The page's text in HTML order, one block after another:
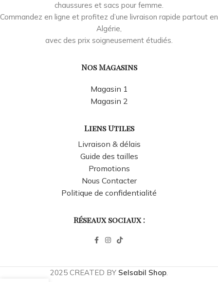
chaussures et sacs pour femme.
Commandez en ligne et profitez d’une livraison rapide partout en
Algérie,
avec des prix soigneusement étudiés.
Nos Magasins
Magasin 1
Magasin 2
Liens Utiles
Livraison & délais
Guide des tailles
Promotions
Nous Contacter
Politique de confidentialité
Réseaux sociaux :
2025 CREATED BY Selsabil Shop.